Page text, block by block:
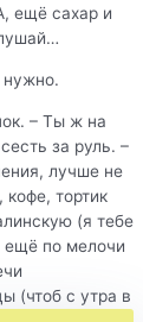
ещё сахар и
нужно.
– Ты ж на
за руль. –
лучше не
тортик
(я тебе
ещё по мелочи
(чтоб с утра в